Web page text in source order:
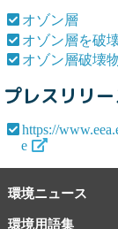
オゾン層
オゾン層を破
オゾン層破壊
プレスリリー
https://
e
環境ニュース
環境用語集